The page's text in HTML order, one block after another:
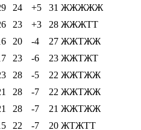
24 +5 31 ЖЖЖЖЖ
23 +3 28 ЖЖЖТТ
20 -4 27 ЖЖТЖЖ
23 -6 23 ЖЖТЖТ
28 -5 22 ЖЖТЖЖ
28 -7 22 ЖЖТЖЖ
28 -7 21 ЖЖТЖЖ
22 -7 20 ЖТЖТТ